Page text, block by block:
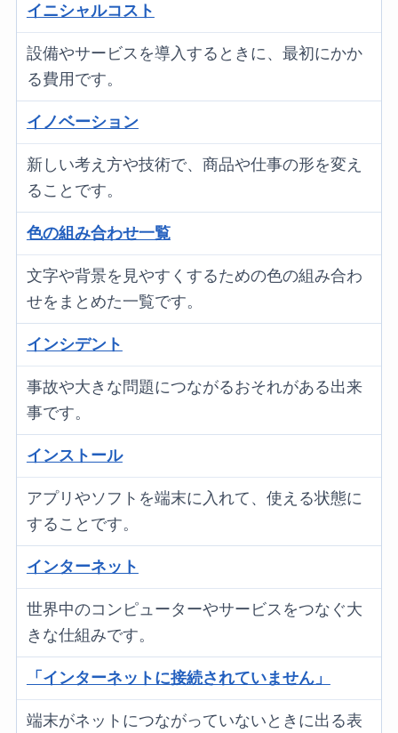
イニシャルコスト
設備やサービスを導入するときに、最初にかか
る費用です。
イノベーション
新しい考え方や技術で、商品や仕事の形を変え
ることです。
色の組み合わせ一覧
文字や背景を見やすくするための色の組み合わ
せをまとめた一覧です。
インシデント
事故や大きな問題につながるおそれがある出来
事です。
インストール
アプリやソフトを端末に入れて、使える状態に
することです。
インターネット
世界中のコンピューターやサービスをつなぐ大
きな仕組みです。
「インターネットに接続されていません」
端末がネットにつながっていないときに出る表